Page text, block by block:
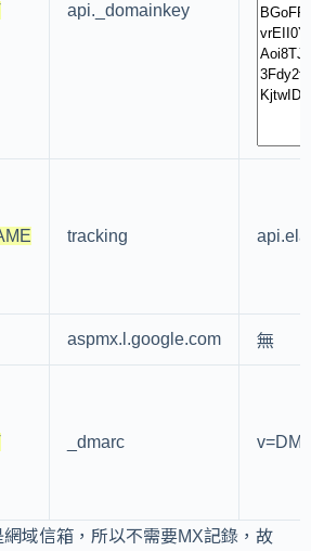
api._domainkey
tracking
aspmx.l.google.com 無
_dmarc
域信箱，所以不需要MX記錄，故